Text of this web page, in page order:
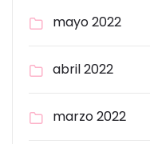
mayo 2022
abril 2022
marzo 2022